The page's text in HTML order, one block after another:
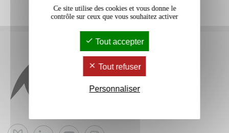
Ce site utilise des cookies et vous donne le
contrôle sur ceux que vous souhaitez activer
Tout accepter
Tout refuser
Personnaliser